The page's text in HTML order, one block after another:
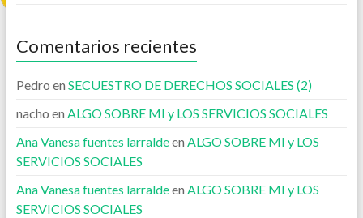
Comentarios recientes
Pedro en SECUESTRO DE DERECHOS SOCIALES (2)
nacho en ALGO SOBRE MI y LOS SERVICIOS SOCIALES
Ana Vanesa fuentes larraldeen ALGO SOBRE MI y LOS
SERVICIOS SOCIALES
Ana Vanesa fuentes larraldeen ALGO SOBRE MI y LOS
SERVICIOS SOCIALES